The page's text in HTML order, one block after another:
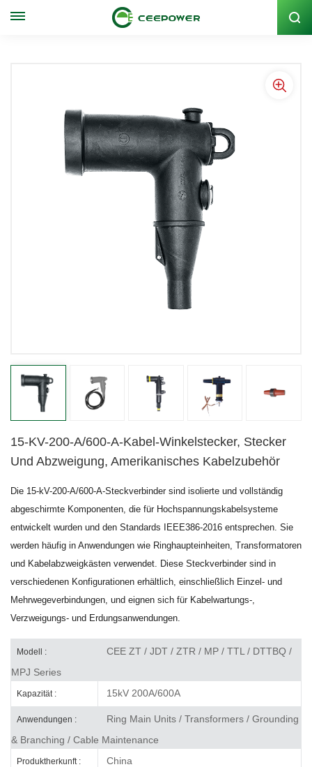
Lagercode: 300062
15-KV-200-A/600-A-Kabel-Winkelstecker, Stecker
Und Abzweigung, Amerikanisches Kabelzubehör
Die 15-kV-200-A/600-A-Steckverbinder sind isolierte und vollständig
abgeschirmte Komponenten, die für Hochspannungskabelsysteme
entwickelt wurden und den Standards IEEE386-2016 entsprechen. Sie
werden häufig in Anwendungen wie Ringhaupteinheiten, Transformatoren
und Kabelabzweigkästen verwendet. Diese Steckverbinder sind in
verschiedenen Konfigurationen erhältlich, einschließlich Einzel- und
Mehrwegeverbindungen, und eignen sich für Kabelwartungs-,
Verzweigungs- und Erdungsanwendungen.
Modell :
CEE ZT / JDT / ZTR / MP / TTL / DTTBQ /
MPJ Series
Kapazität : 15kV 200A/600A
Anwendungen :
Ring Main Units / Transformers / Grounding
& Branching / Cable Maintenance
Produktherkunft : China